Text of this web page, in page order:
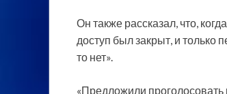
Он также рассказал, что,
доступ был закрыт, и только
то нет».
«Предложили проголосовать